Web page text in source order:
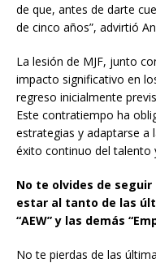
de que, antes de darte
de cinco años”, advirtió
La lesión de MJF, junto
impacto significativo en
regreso inicialmente
Este contratiempo ha
estrategias y adaptarse a
éxito continuo del talento
No te olvides de
estar al tanto de las
“AEW” y las demás
No te pierdas de las